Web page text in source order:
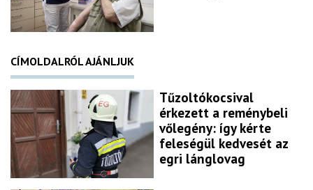
CÍMOLDALRÓL AJÁNLJUK
Tűzoltókocsival
érkezett a reménybeli
vőlegény: így kérte
feleségül kedvesét az
egri lánglovag